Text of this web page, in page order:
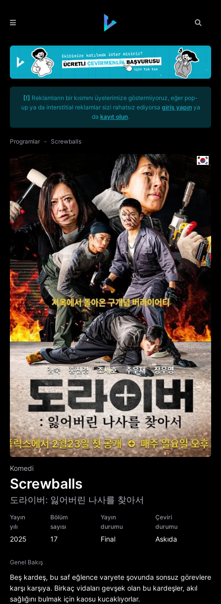
[!] Reklamların bir kısmını üyelerimize göstermiyoruz, eğer pop-
up ya da interstitial reklamlar sizi rahatsız ediyorsa giriş yapınya
da kayıt olun.
Programlar Screwballs
Komedi
Screwballs
도라이버: 잃어버린 나사를 찾아서
Yayın
yılı
2025
Bölüm
sayısı
17
Yayın
durumu
Final
Çeviri
durumu
Askıda
Genel Bakış
Beş kardeş, bu saf eğlence varyete şovunda sonsuz görevlere
karşı karşıya. Birkaç vidaları gevşek olan bu kardeşler, akıl
sağlığını bulmak için kaosu kucaklıyorlar.